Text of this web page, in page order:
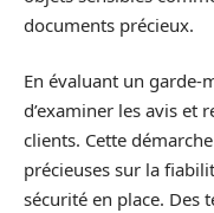
documents précieux.
En évaluant un garde-
d’examiner les avis et
clients. Cette
précieuses sur la
sécurité en place. Des